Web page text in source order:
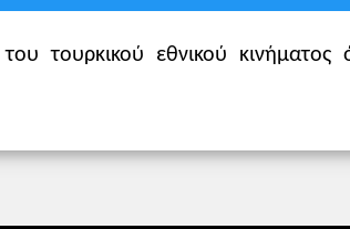
τουρκικού εθνικού